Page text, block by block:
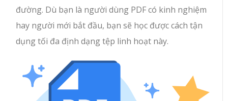
đường. Dù bạn là người dùng PDF có kinh nghiệm
hay người mới bắt đầu, bạn sẽ học được cách tận
dụng tối đa định dạng tệp linh hoạt này.